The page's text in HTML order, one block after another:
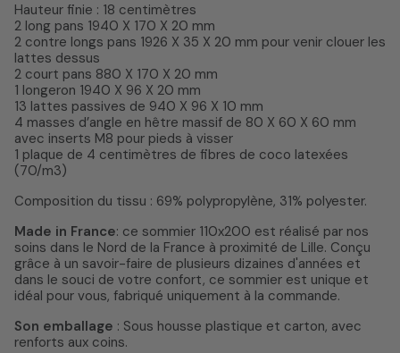
Hauteur finie : 18 centimètres
2 long pans 1940 X 170 X 20 mm
2 contre longs pans 1926 X 35 X 20 mm pour venir clouer les
lattes dessus
2 court pans 880 X 170 X 20 mm
1 longeron 1940 X 96 X 20 mm
13 lattes passives de 940 X 96 X 10 mm
4 masses d’angle en hêtre massif de 80 X 60 X 60 mm
avec inserts M8 pour pieds à visser
1 plaque de 4 centimètres de fibres de coco latexées
(70/m3)
Composition du tissu : 69% polypropylène, 31% polyester.
Made in France: ce sommier 110x200 est réalisé par nos
soins dans le Nord de la France à proximité de Lille. Conçu
grâce à un savoir-faire de plusieurs dizaines d'années et
dans le souci de votre confort, ce sommier est unique et
idéal pour vous, fabriqué uniquement à la commande.
Son emballage : Sous housse plastique et carton, avec
renforts aux coins.